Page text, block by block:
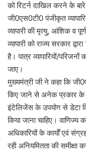
को रिटर्न दाखिल करने के बारे
जी0एस0टी0 पंजीकृत
व्यापारी की मृत्यु, आंशिक व
व्यापारी को राज्य सरकार
है। पात्र व्यापारियों/
जाए।
मुख्यमंत्री जी ने कहा कि
किए जाने से अनेक प्रकार के
इंटेलिजेंस के उपयोग से डेटा
किया जाना चाहिए।
अधिकारियों के कार्यों एवं
रही अनियमितता की